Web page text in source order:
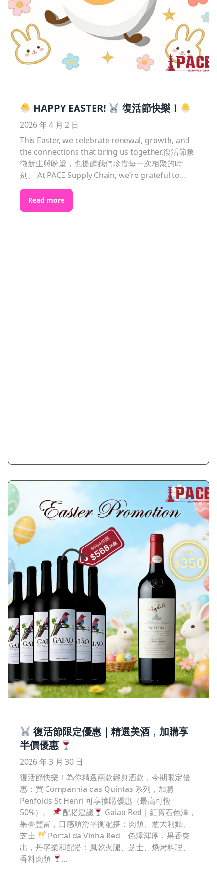
HAPPY EASTER! 復活節快樂！
2026 年 4 月 2 日
This Easter, we celebrate renewal, growth, and
the connections that bring us together.復活節象
徵新生與盼望，也提醒我們珍惜每一次相聚的時
刻。 At PACE Supply Chain, we’re grateful to…
Read more
復活節限定優惠｜精選美酒，加購享
半價優惠
2026 年 3 月 30 日
復活節快樂！為你精選兩款經典酒款，今期限定優
惠：買 Companhia das Quintas 系列，加購
Penfolds St Henri 可享換購優惠（最高可慳
50%）。
配搭建議
Gaiao Red｜紅寶石色澤，
果香豐富，口感順滑平衡配搭：肉類、意大利麵、
芝士
Portal da Vinha Red｜色澤渾厚，果香突
出，丹寧柔和配搭：風乾火腿、芝士、燒烤料理、
香料肉類
…